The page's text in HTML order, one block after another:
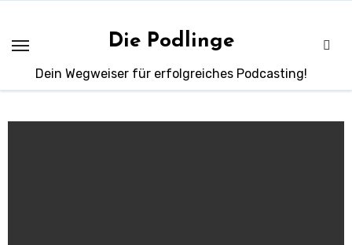
springen
Die Podlinge
Dein Wegweiser für erfolgreiches Podcasting!